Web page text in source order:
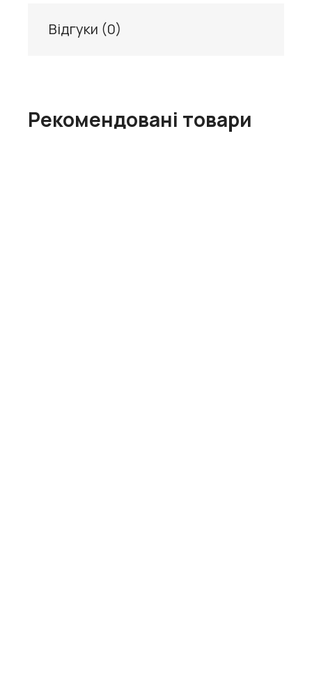
Відгуки (0)
Рекомендовані товари